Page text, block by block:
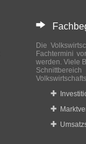
Die
Fachtermini
werden. Viele